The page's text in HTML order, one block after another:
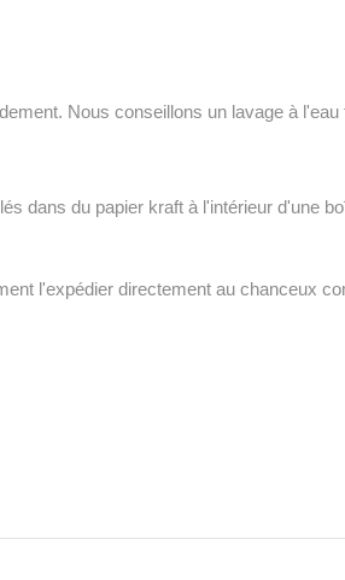
Nous conseillons un lavage à l'eau
dans du papier kraft à l'intérieur d'une
l'expédier directement au chanceux